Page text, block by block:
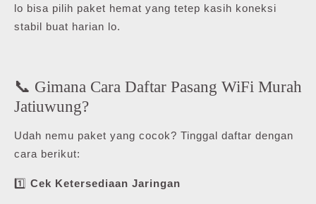
lo bisa pilih paket hemat yang tetep kasih koneksi
stabil buat harian lo.
📞 Gimana Cara Daftar Pasang WiFi Murah
Jatiuwung?
Udah nemu paket yang cocok? Tinggal daftar dengan
cara berikut:
1️⃣ Cek Ketersediaan Jaringan